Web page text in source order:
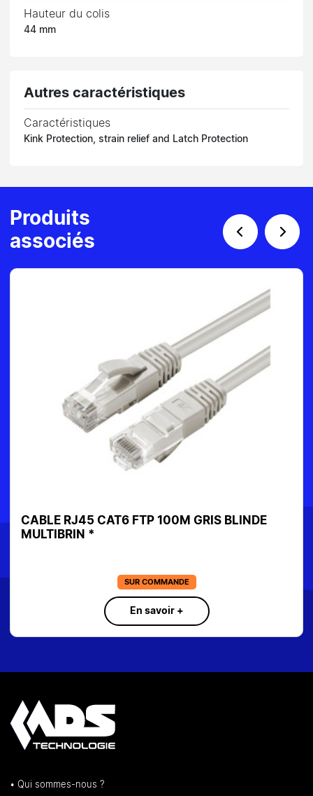
Hauteur du colis
44 mm
Autres caractéristiques
Caractéristiques
Kink Protection, strain relief and Latch Protection
Produits
associés
CABLE RJ45 CAT6 FTP 100M GRIS BLINDE
MULTIBRIN *
SUR COMMANDE
En savoir +
• Qui sommes-nous ?